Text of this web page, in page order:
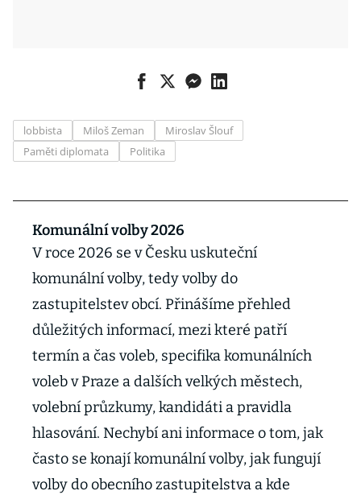
lobbista Miloš Zeman
Miroslav Šlouf
Paměti diplomata
Politika
Komunální volby 2026
V roce 2026 se v Česku uskuteční
komunální volby, tedy volby do
zastupitelstev obcí. Přinášíme přehled
důležitých informací, mezi které patří
termín a čas voleb, specifika komunálních
voleb v Praze a dalších velkých městech,
volební průzkumy, kandidáti a pravidla
hlasování. Nechybí ani informace o tom, jak
často se konají komunální volby, jak fungují
volby do obecního zastupitelstva a kde